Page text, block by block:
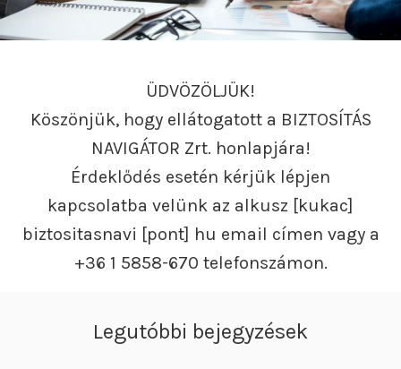
ÜDVÖZÖLJÜK!
Köszönjük, hogy ellátogatott a BIZTOSÍTÁS
NAVIGÁTOR Zrt. honlapjára!
Érdeklődés esetén kérjük lépjen
kapcsolatba velünk az alkusz [kukac]
biztositasnavi [pont] hu email címen vagy a
+36 1 5858-670 telefonszámon.
Legutóbbi bejegyzések